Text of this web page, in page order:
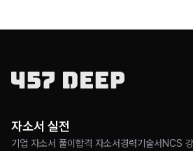
자소서 실전
기업 자소서 풀이 합격 자소서경력기술서 NCS